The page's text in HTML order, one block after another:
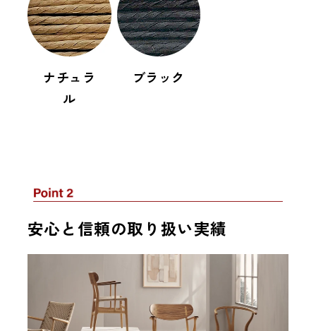
ナチュラ
ル
ブラック
安心と信頼の取り扱い実績